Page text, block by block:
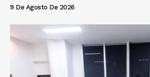
9 De Agosto De 2026